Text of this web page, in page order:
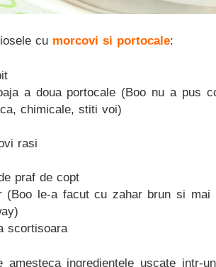
cu morcovi si portocale:
a doua portocale (Boo nu a pus
chimicale, stiti voi)
rasi
praf de copt
(Boo le-a facut cu zahar brun si
scortisoara
amesteca ingredientele uscate intr-